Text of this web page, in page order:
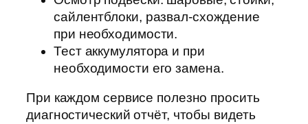
сайлентблоки, развал-схождение
при необходимости.
Тест аккумулятора и при
необходимости его замена.
При каждом сервисе полезно просить
диагностический отчёт, чтобы видеть